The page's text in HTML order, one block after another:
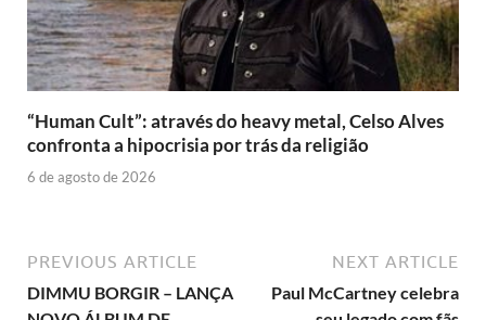
“Human Cult”: através do heavy metal, Celso Alves
confronta a hipocrisia por trás da religião
6 de agosto de 2026
PREVIOUS ARTICLE
DIMMU BORGIR – LANÇA
NEXT ARTICLE
Paul McCartney celebra